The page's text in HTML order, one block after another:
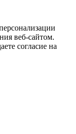
веб-сайтом.
согласие на